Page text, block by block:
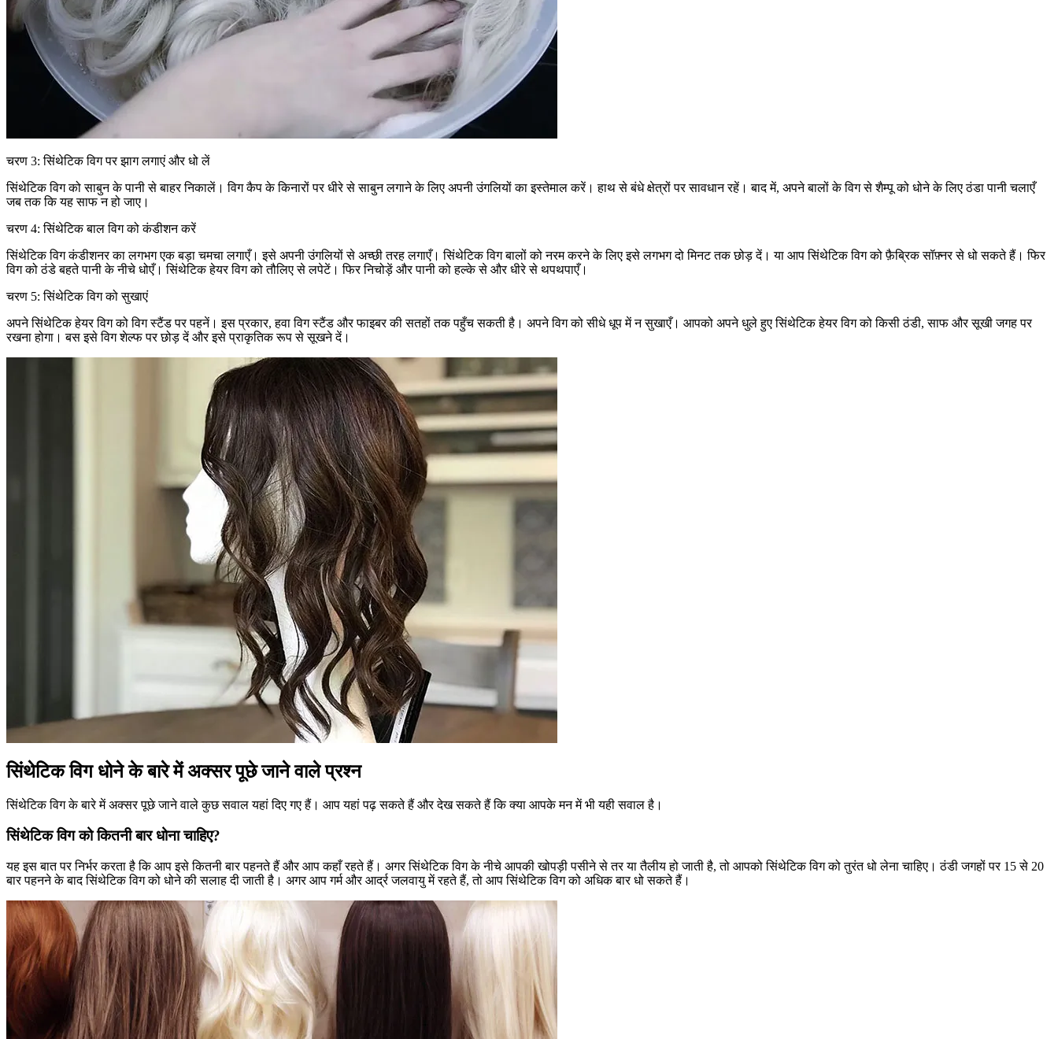
चरण 3: सिंथेटिक विग पर झाग लगाएं और धो लें
सिंथेटिक विग को साबुन के पानी से बाहर निकालें। विग कैप के किनारों पर धीरे से साबुन लगाने के लिए अपनी उंगलियों का इस्तेमाल करें। हाथ से बंधे क्षेत्रों पर सावधान रहें। बाद में, अपने बालों के विग से शैम्पू को धोने के लिए ठंडा पानी चलाएँ
जब तक कि यह साफ न हो जाए।
चरण 4: सिंथेटिक बाल विग को कंडीशन करें
सिंथेटिक विग कंडीशनर का लगभग एक बड़ा चमचा लगाएँ। इसे अपनी उंगलियों से अच्छी तरह लगाएँ। सिंथेटिक विग बालों को नरम करने के लिए इसे लगभग दो मिनट तक छोड़ दें। या आप सिंथेटिक विग को फ़ैब्रिक सॉफ़्नर से धो सकते हैं। फिर
विग को ठंडे बहते पानी के नीचे धोएँ। सिंथेटिक हेयर विग को तौलिए से लपेटें। फिर निचोड़ें और पानी को हल्के से और धीरे से थपथपाएँ।
चरण 5: सिंथेटिक विग को सुखाएं
अपने सिंथेटिक हेयर विग को विग स्टैंड पर पहनें। इस प्रकार, हवा विग स्टैंड और फाइबर की सतहों तक पहुँच सकती है। अपने विग को सीधे धूप में न सुखाएँ। आपको अपने धुले हुए सिंथेटिक हेयर विग को किसी ठंडी, साफ और सूखी जगह पर
रखना होगा। बस इसे विग शेल्फ पर छोड़ दें और इसे प्राकृतिक रूप से सूखने दें।
सिंथेटिक विग धोने के बारे में अक्सर पूछे जाने वाले प्रश्न
सिंथेटिक विग के बारे में अक्सर पूछे जाने वाले कुछ सवाल यहां दिए गए हैं। आप यहां पढ़ सकते हैं और देख सकते हैं कि क्या आपके मन में भी यही सवाल है।
सिंथेटिक विग को कितनी बार धोना चाहिए?
यह इस बात पर निर्भर करता है कि आप इसे कितनी बार पहनते हैं और आप कहाँ रहते हैं। अगर सिंथेटिक विग के नीचे आपकी खोपड़ी पसीने से तर या तैलीय हो जाती है, तो आपको सिंथेटिक विग को तुरंत धो लेना चाहिए। ठंडी जगहों पर 15 से 20
बार पहनने के बाद सिंथेटिक विग को धोने की सलाह दी जाती है। अगर आप गर्म और आर्द्र जलवायु में रहते हैं, तो आप सिंथेटिक विग को अधिक बार धो सकते हैं।